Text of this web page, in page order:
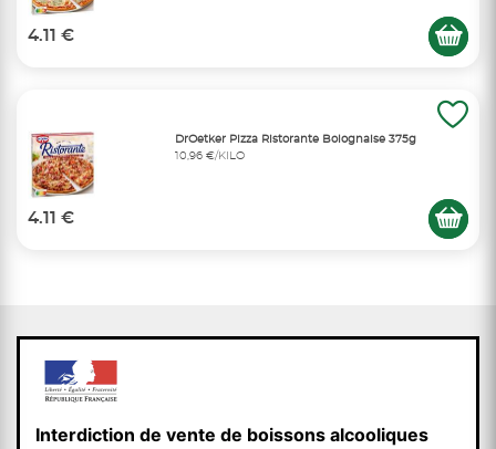
4.11 €
DrOetker Pizza Ristorante Bolognaise 375g
10,96 €/KILO
4.11 €
Interdiction de vente de boissons alcooliques